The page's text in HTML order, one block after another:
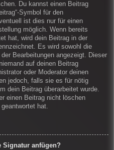
Du kannst einen Beitrag
Symbol für den
ist dies nur für einen
möglich. Wenn bereits
hat, wird dein Beitrag in der
Es wird sowohl die
Bearbeitungen angezeigt. Dieser
auf deinen Beitrag
oder Moderator deinen
jedoch, falls sie es für nötig
dein Beitrag überarbeitet wurde.
einen Beitrag nicht löschen
hat.
Signatur anfügen?